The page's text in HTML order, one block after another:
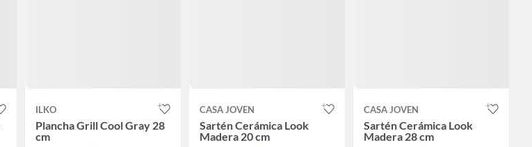
ILKO
Plancha Grill Cool Gray 28
cm
CASA JOVEN
Sartén Cerámica Look
Madera 20 cm
CASA JOVEN
Sartén Cerámica Look
Madera 28 cm